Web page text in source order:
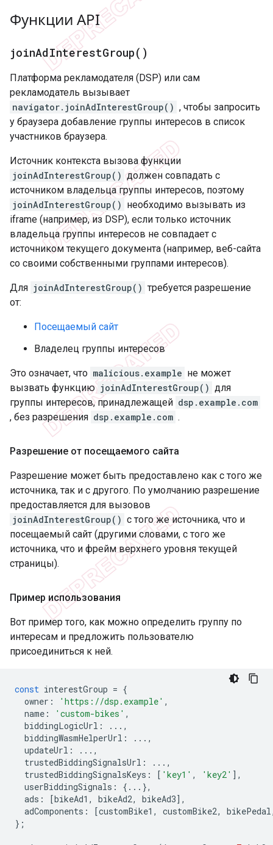
Функции API
joinAdInterestGroup( )
Платформа рекламодателя (DSP) или сам
рекламодатель вызывает
navigator.joinAdInterestGroup() , чтобы запросить
у браузера добавление группы интересов в список
участников браузера.
Источник контекста вызова функции
joinAdInterestGroup() должен совпадать с
источником владельца группы интересов, поэтому
joinAdInterestGroup() необходимо вызывать из
iframe (например, из DSP), если только источник
владельца группы интересов не совпадает с
источником текущего документа (например, веб-сайта
со своими собственными группами интересов).
Для joinAdInterestGroup() требуется разрешение
от:
Посещаемый сайт
Владелец группы интересов
Это означает, что malicious.example не может
вызвать функцию joinAdInterestGroup() для
группы интересов, принадлежащей dsp.example.com
, без разрешения dsp.example.com .
Разрешение от посещаемого сайта
Разрешение может быть предоставлено как с того же
источника, так и с другого. По умолчанию разрешение
предоставляется для вызовов
joinAdInterestGroup() с того же источника, что и
посещаемый сайт (другими словами, с того же
источника, что и фрейм верхнего уровня текущей
страницы).
Пример использования
Вот пример того, как можно определить группу по
интересам и предложить пользователю
присоединиться к ней.
const interestGroup = {
owner : 'https://dsp.example' ,
name : 'custom-bikes' ,
biddingLogicUrl :
...,
biddingWasmHelperUrl :
...,
updateUrl :
...,
trustedBiddingSignalsUrl :
...,
trustedBiddingSignalsKeys : [ 'key1' , 'key2' ],
userBiddingSignals :
{...},
ads : [bikeAd1 , bikeAd2, bikeAd3],
adComponents : [customBike1 , customBike2, bikePedal
};